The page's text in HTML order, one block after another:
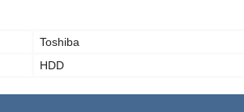
Toshiba
HDD